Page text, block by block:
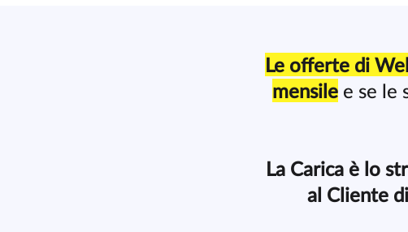
Le offerte di
mensile e se le
La Carica è lo
al Cliente